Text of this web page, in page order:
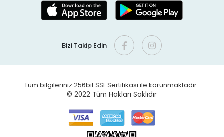
Bizi Takip Edin
Tüm bilgileriniz 256bit SSL Sertifikası ile korunmaktadır.
© 2022 Tüm Hakları Saklıdır